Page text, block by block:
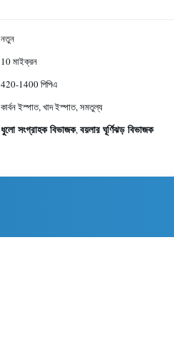
নতুন
10 মাইক্রন
420-1400 পিপিএ
কার্বন ইস্পাত, খাদ ইস্পাত, সমতুল্য
ধুলো সংগ্রাহক বিভাজক,বয়লার ঘূর্ণিঝড় বিভাজক